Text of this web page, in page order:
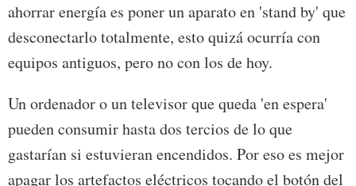
ahorrar energía es poner un aparato en 'stand by' que
desconectarlo totalmente, esto quizá ocurría con
equipos antiguos, pero no con los de hoy.
Un ordenador o un televisor que queda 'en espera'
pueden consumir hasta dos tercios de lo que
gastarían si estuvieran encendidos. Por eso es mejor
apagar los artefactos eléctricos tocando el botón del